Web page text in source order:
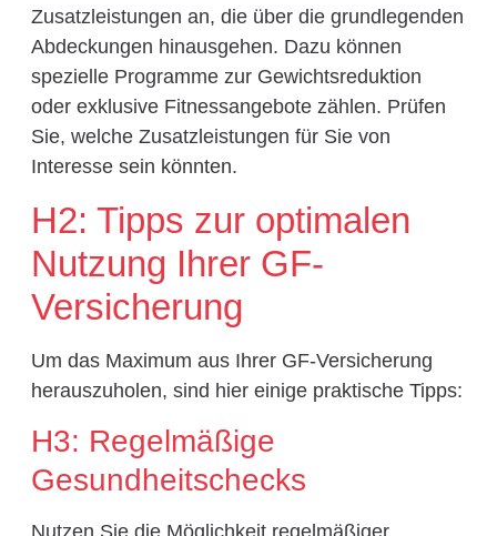
Zusatzleistungen an, die über die grundlegenden
Abdeckungen hinausgehen. Dazu können
spezielle Programme zur Gewichtsreduktion
oder exklusive Fitnessangebote zählen. Prüfen
Sie, welche Zusatzleistungen für Sie von
Interesse sein könnten.
H2: Tipps zur optimalen
Nutzung Ihrer GF-
Versicherung
Um das Maximum aus Ihrer GF-Versicherung
herauszuholen, sind hier einige praktische Tipps:
H3: Regelmäßige
Gesundheitschecks